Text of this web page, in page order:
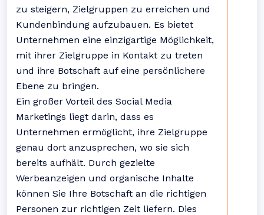
zu steigern, Zielgruppen zu erreichen und
Kundenbindung aufzubauen. Es bietet
Unternehmen eine einzigartige Möglichkeit,
mit ihrer Zielgruppe in Kontakt zu treten
und ihre Botschaft auf eine persönlichere
Ebene zu bringen.
Ein großer Vorteil des Social Media
Marketings liegt darin, dass es
Unternehmen ermöglicht, ihre Zielgruppe
genau dort anzusprechen, wo sie sich
bereits aufhält. Durch gezielte
Werbeanzeigen und organische Inhalte
können Sie Ihre Botschaft an die richtigen
Personen zur richtigen Zeit liefern. Dies